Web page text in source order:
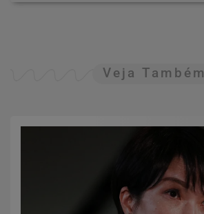
Veja Também